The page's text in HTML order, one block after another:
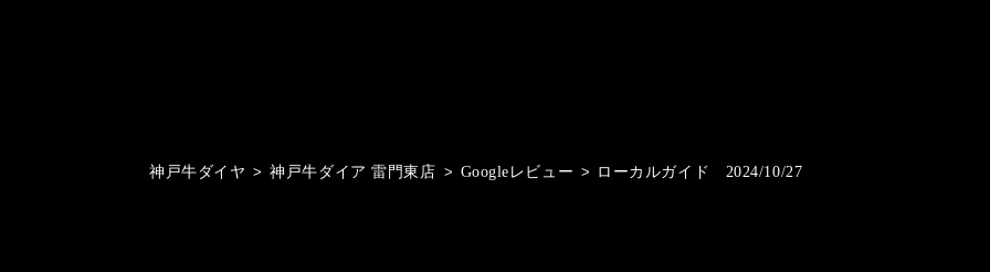
神戸牛ダイヤ > 神戸牛ダイア 雷門東店 > Googleレビュー > ローカルガイド 2024/10/27